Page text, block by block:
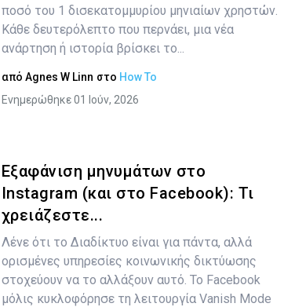
Αντιγραφή Συνδέσμου
ποσό του 1 δισεκατομμυρίου μηνιαίων χρηστών.
Κάθε δευτερόλεπτο που περνάει, μια νέα
ανάρτηση ή ιστορία βρίσκει το...
από Agnes W Linn στο How To
Ενημερώθηκε 01 Ιούν, 2026
αυτό το άρθρο
Αντιγραφή Συνδέσμου
Εξαφάνιση μηνυμάτων στο
Instagram (και στο Facebook): Τι
χρειάζεστε...
Λένε ότι το Διαδίκτυο είναι για πάντα, αλλά
ορισμένες υπηρεσίες κοινωνικής δικτύωσης
στοχεύουν να το αλλάξουν αυτό. Το Facebook
μόλις κυκλοφόρησε τη λειτουργία Vanish Mode